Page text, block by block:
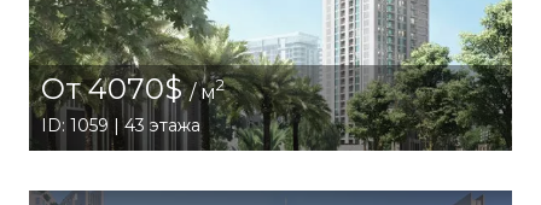
От 4070$/ м2
ID: 1059 | 43 этажа